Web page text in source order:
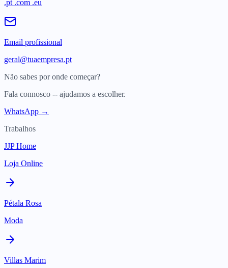
.pt .com .eu
Email profissional
geral@tuaempresa.pt
Não sabes por onde começar?
Fala connosco -- ajudamos a escolher.
WhatsApp →
Trabalhos
JJP Home
Loja Online
Pétala Rosa
Moda
Villas Marim